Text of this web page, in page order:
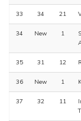
33 34 21
34 New 1
35 31 12
36 New 1
37 32 11